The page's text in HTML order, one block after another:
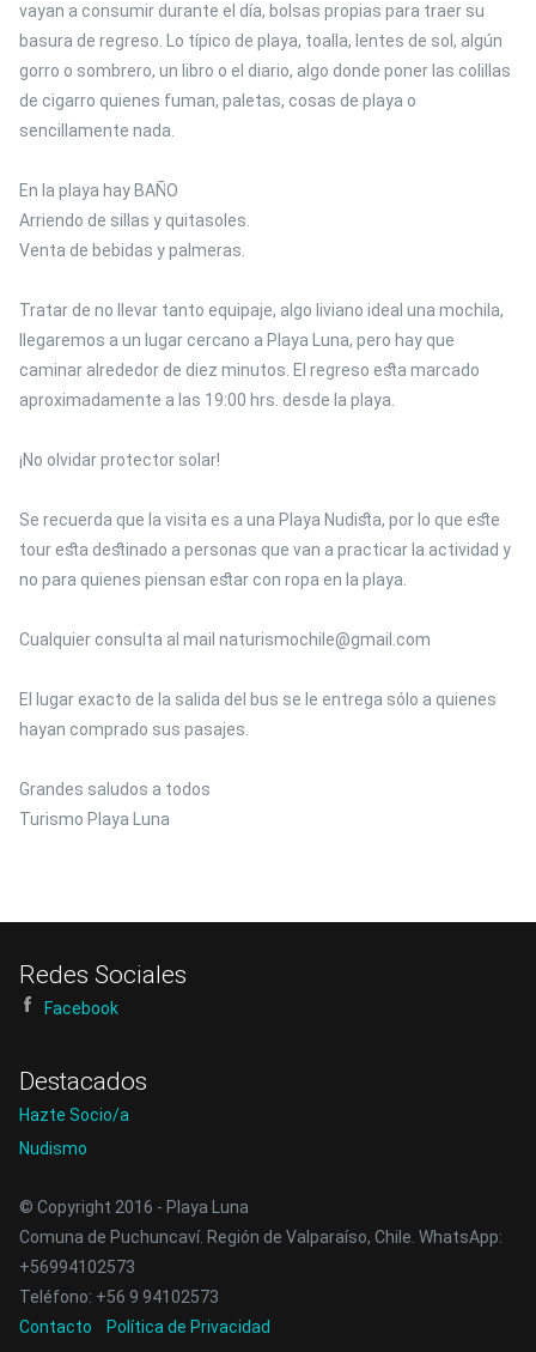
vayan a consumir durante el día, bolsas propias para traer su
basura de regreso. Lo típico de playa, toalla, lentes de sol, algún
gorro o sombrero, un libro o el diario, algo donde poner las colillas
de cigarro quienes fuman, paletas, cosas de playa o
sencillamente nada.
En la playa hay BAÑO
Arriendo de sillas y quitasoles.
Venta de bebidas y palmeras.
Tratar de no llevar tanto equipaje, algo liviano ideal una mochila,
llegaremos a un lugar cercano a Playa Luna, pero hay que
caminar alrededor de diez minutos. El regreso esta marcado
aproximadamente a las 19:00 hrs. desde la playa.
¡No olvidar protector solar!
Se recuerda que la visita es a una Playa Nudista, por lo que este
tour esta destinado a personas que van a practicar la actividad y
no para quienes piensan estar con ropa en la playa.
Cualquier consulta al mail naturismochile@gmail.com
El lugar exacto de la salida del bus se le entrega sólo a quienes
hayan comprado sus pasajes.
Grandes saludos a todos
Turismo Playa Luna
Redes Sociales
Facebook
Destacados
Hazte Socio/a
Nudismo
© Copyright 2016 - Playa Luna
Comuna de Puchuncaví. Región de Valparaíso, Chile. WhatsApp:
+56994102573
Teléfono: +56 9 94102573
Contacto
Política de Privacidad